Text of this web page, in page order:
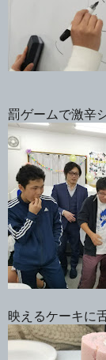
罰ゲームで激辛
映えるケーキに